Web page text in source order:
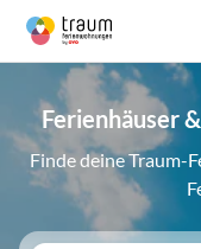
Ferienhäuser
Finde deine Traum-